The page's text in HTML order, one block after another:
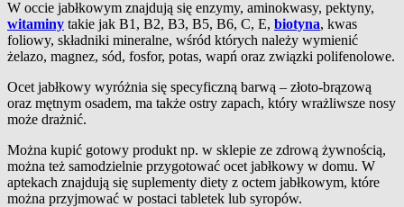
W occie jabłkowym znajdują się enzymy, aminokwasy, pektyny,
witaminy takie jak B1, B2, B3, B5, B6, C, E, biotyna, kwas
foliowy, składniki mineralne, wśród których należy wymienić
żelazo, magnez, sód, fosfor, potas, wapń oraz związki polifenolowe.
Ocet jabłkowy wyróżnia się specyficzną barwą – złoto-brązową
oraz mętnym osadem, ma także ostry zapach, który wrażliwsze nosy
może drażnić.
Można kupić gotowy produkt np. w sklepie ze zdrową żywnością,
można też samodzielnie przygotować ocet jabłkowy w domu. W
aptekach znajdują się suplementy diety z octem jabłkowym, które
można przyjmować w postaci tabletek lub syropów.